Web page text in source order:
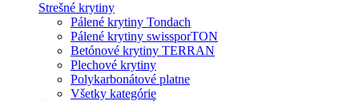
Strešné krytiny
Pálené krytiny Tondach
Pálené krytiny swissporTON
Betónové krytiny TERRAN
Plechové krytiny
Polykarbonátové platne
Všetky kategórie